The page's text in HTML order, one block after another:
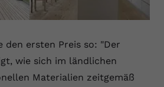
den ersten Preis so: "Der
wie sich im ländlichen
Materialien zeitgemäß